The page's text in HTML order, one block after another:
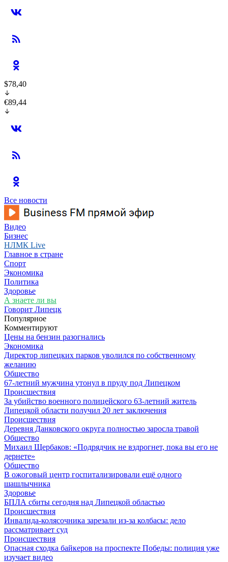
$78,40
€89,44
Все новости
Видео
Бизнес
НЛМК Live
Главное в стране
Спорт
Экономика
Политика
Здоровье
А знаете ли вы
Говорит Липецк
Популярное
Комментируют
Цены на бензин разогнались
Экономика
Директор липецких парков уволился по собственному
желанию
Общество
67-летний мужчина утонул в пруду под Липецком
Происшествия
За убийство военного полицейского 63-летний житель
Липецкой области получил 20 лет заключения
Происшествия
Деревня Данковского округа полностью заросла травой
Общество
Михаил Щербаков: «Подрядчик не вздрогнет, пока вы его не
дернете»
Общество
В ожоговый центр госпитализировали ещё одного
шашлычника
Здоровье
БПЛА сбиты сегодня над Липецкой областью
Происшествия
Инвалида-колясочника зарезали из-за колбасы: дело
рассматривает суд
Происшествия
Опасная сходка байкеров на проспекте Победы: полиция уже
изучает видео